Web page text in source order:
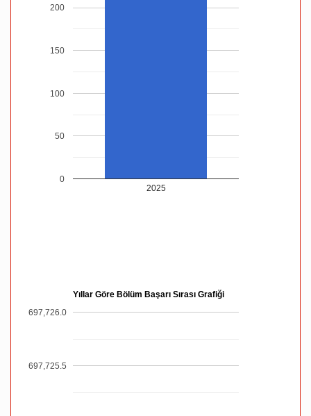
2025
0
50
100
150
200
Yıllar Göre Bölüm Başarı Sırası Grafiği
697,725.5
697,726.0